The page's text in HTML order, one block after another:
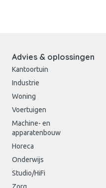
Advies & oplossingen
Kantoortuin
Industrie
Woning
Voertuigen
Machine- en
apparatenbouw
Horeca
Onderwijs
Studio/HiFi